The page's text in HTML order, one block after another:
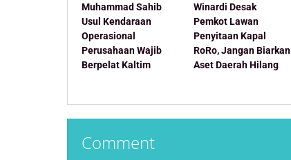
Muhammad Sahib
Usul Kendaraan
Operasional
Perusahaan Wajib
Berpelat Kaltim
Winardi Desak
Pemkot Lawan
Penyitaan Kapal
RoRo, Jangan Biarkan
Aset Daerah Hilang
Comment